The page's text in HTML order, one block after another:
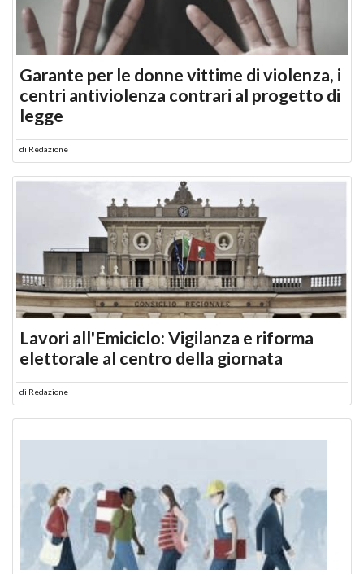
Garante per le donne vittime di violenza, i
centri antiviolenza contrari al progetto di
legge
di Redazione
Lavori all'Emiciclo: Vigilanza e riforma
elettorale al centro della giornata
di Redazione